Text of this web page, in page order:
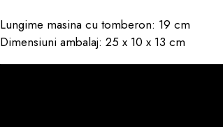
Lungime masina cu tomberon: 19 cm
Dimensiuni ambalaj: 25 x 10 x 13 cm